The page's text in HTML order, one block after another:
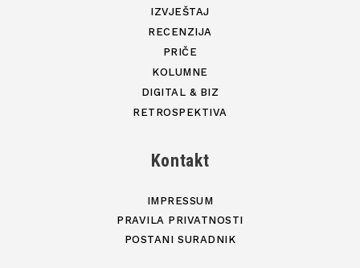
IZVJEŠTAJ
RECENZIJA
PRIČE
KOLUMNE
DIGITAL & BIZ
RETROSPEKTIVA
Kontakt
IMPRESSUM
PRAVILA PRIVATNOSTI
POSTANI SURADNIK